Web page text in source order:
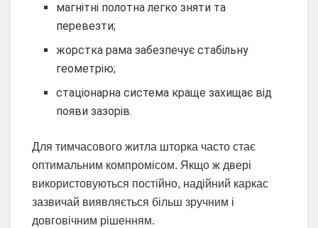
магнітні полотна легко зняти та
перевезти;
жорстка рама забезпечує стабільну
геометрію;
стаціонарна система краще захищає від
появи зазорів.
Для тимчасового житла шторка часто стає
оптимальним компромісом. Якщо ж двері
використовуються постійно, надійний каркас
зазвичай виявляється більш зручним і
довговічним рішенням.